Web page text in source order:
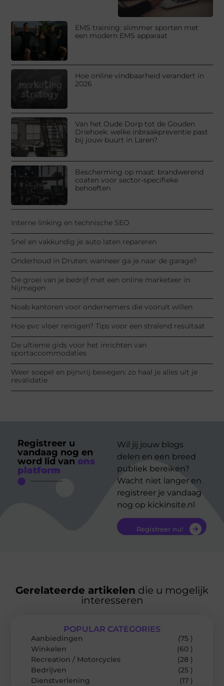
EMS training: slimmer sporten met
een modern EMS apparaat
Hoe online vindbaarheid verandert in
2026
Van het Oude Dorp tot de Gouden
Driehoek: welke inbraakpreventie past
bij jouw buurt in Laren?
Bescherming op maat: brandwerend
coaten voor sector-specifieke
behoeften
Interne linking en technische SEO
Snel en vakkundig je auto laten repareren
Onderhoud in Druten: wanneer ga je naar de garage?
De groei van je bedrijf met een online marketeer in
Nijmegen
Noab kantoren voor ondernemers die vooruit willen
Hoe pvc vloer reinigen? Tips voor een stralend resultaat
De ultieme gids voor het inrichten van
sportaccommodaties
Weer soepel en pijnvrij bewegen: zo haal je alles uit je
revalidatie
Registreer u
vandaag nog en
word lid van ons
platform
Wil jij jouw blogs
delen en een breed
publiek bereiken?
Wacht niet langer en
registreer je vandaag
nog op kickinsite.nl
Registreer nu!
Gerelateerde artikelen die u mogelijk
interesseren
POPULAR CATEGORIES
Aanbiedingen
(75 )
Winkelen
(60 )
Recreation / Motorcycles
(28 )
Bedrijven
(25 )
Dienstverlening
(17 )